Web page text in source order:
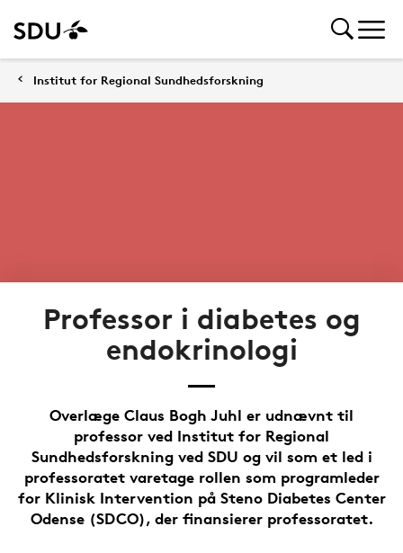
Institut for Regional Sundhedsforskning
Professor i diabetes og
endokrinologi
Overlæge Claus Bogh Juhl er udnævnt til
professor ved Institut for Regional
Sundhedsforskning ved SDU og vil som et led i
professoratet varetage rollen som programleder
for Klinisk Intervention på Steno Diabetes Center
Odense (SDCO), der finansierer professoratet.